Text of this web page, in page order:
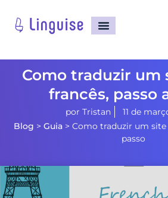
Como traduzir um
francês, passo
por Tristan
11 de
Blog > Guia> Como traduzir um site
passo